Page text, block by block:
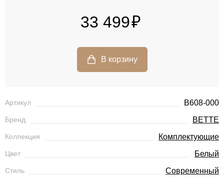
Артикул B608-000
Бренд BETTE
Коллекция Комплектующие
Цвет Белый
Стиль Современный
33 499